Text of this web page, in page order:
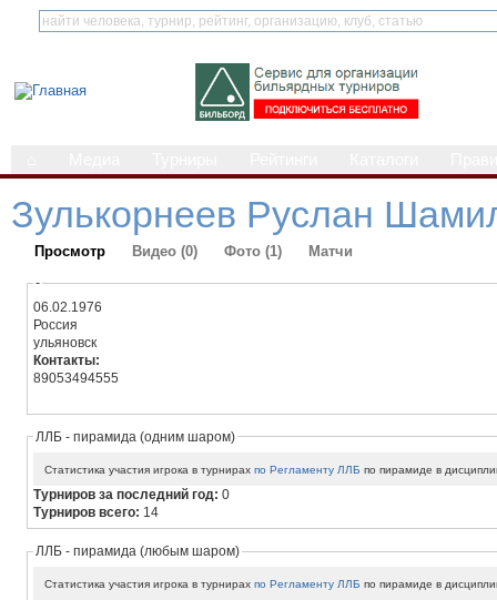
Зулькорнеев Руслан
Просмотр Видео (0) Фото (1) Матчи
-
06.02.1976
Россия
ульяновск
Контакты:
89053494555
ЛЛБ - пирамида (одним шаром)
Статистика участия игрока в турнирахпо Регламенту ЛЛБ по пирамиде в
Турниров за последний год:0
Турниров всего: 14
ЛЛБ - пирамида (любым шаром)
Статистика участия игрока в турнирахпо Регламенту ЛЛБ по пирамиде в